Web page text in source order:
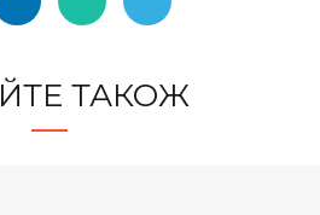
ТАКОЖ